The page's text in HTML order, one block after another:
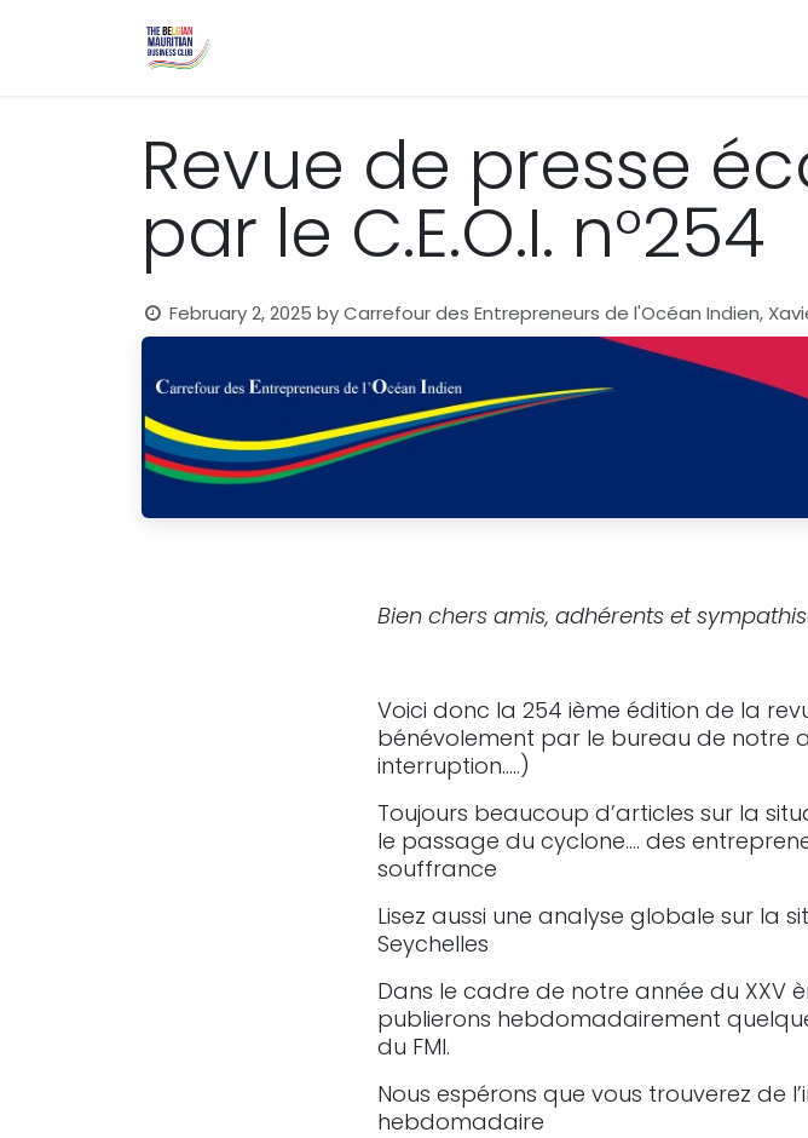
Revue de presse
par le C.E.O.I. n°254
February 2, 2025 byCarrefour des Entrepreneurs de l'Océan Indien, Xavier
Bien chers amis, adhérents et
Voici donc la 254 ième édition de la
bénévolement par le bureau de notre
interruption…..)
Toujours beaucoup d’articles sur la
le passage du cyclone…. des
souffrance
Lisez aussi une analyse globale sur la
Seychelles
Dans le cadre de notre année du XXV
publierons hebdomadairement
du FMI.
Nous espérons que vous trouverez de
hebdomadaire